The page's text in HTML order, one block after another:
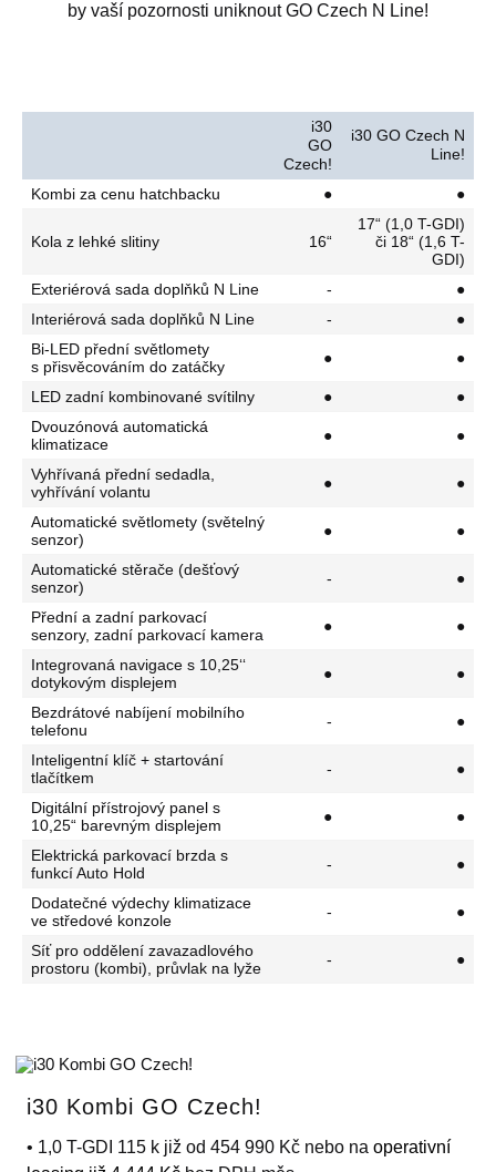
by vaší pozornosti uniknoutGO Czech N Line!
i30
GO
Czech!
i30 GO Czech N
Line!
Kombi za cenu hatchbacku ● ●
Kola z lehké slitiny 16“
17“ (1,0 T-GDI)
či 18“ (1,6 T-
GDI)
Exteriérová sada doplňků N Line
-
●
Interiérová sada doplňků N Line
-
●
Bi-LED přední světlomety
s přisvěcováním do zatáčky
● ●
LED zadní kombinované svítilny ●
●
Dvouzónová automatická
klimatizace
● ●
Vyhřívaná přední sedadla,
vyhřívání volantu
● ●
Automatické světlomety (světelný
senzor)
● ●
Automatické stěrače (dešťový
senzor)
- ●
Přední a zadní parkovací
senzory, zadní parkovací kamera
● ●
Integrovaná navigace s 10,25‘‘
dotykovým displejem
● ●
Bezdrátové nabíjení mobilního
telefonu
- ●
Inteligentní klíč + startování
tlačítkem
- ●
Digitální přístrojový panel s
10,25“ barevným displejem
● ●
Elektrická parkovací brzda s
funkcí Auto Hold
- ●
Dodatečné výdechy klimatizace
ve středové konzole
- ●
Síť pro oddělení zavazadlového
prostoru (kombi), průvlak na lyže
- ●
i30 Kombi GO Czech!
• 1,0 T-GDI 115 k již od 454 990 Kč nebo na operativní